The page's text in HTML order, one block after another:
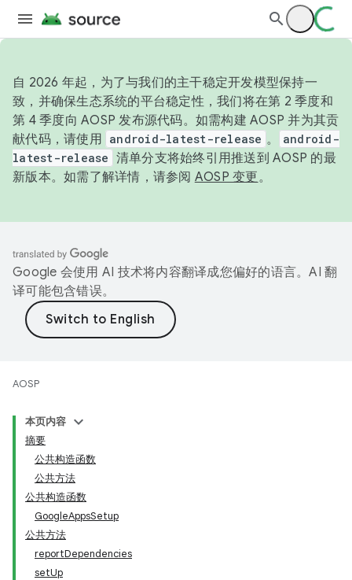
自 2026 年起，为了与我们的主干稳定开发模型保持一
致，并确保生态系统的平台稳定性，我们将在第 2 季度和
第 4 季度向 AOSP 发布源代码。如需构建 AOSP 并为其贡
献代码，请使用 android-latest-release 。
android-
latest-release 清单分支将始终引用推送到 AOSP 的最
新版本。如需了解详情，请参阅 AOSP 变更。
Google 会使用 AI 技术将内容翻译成您偏好的语言。AI 翻
译可能包含错误。
AOSP
本页内容
摘要
公共构造函数
公共方法
公共构造函数
GoogleAppsSetup
公共方法
reportDependencies
setUp